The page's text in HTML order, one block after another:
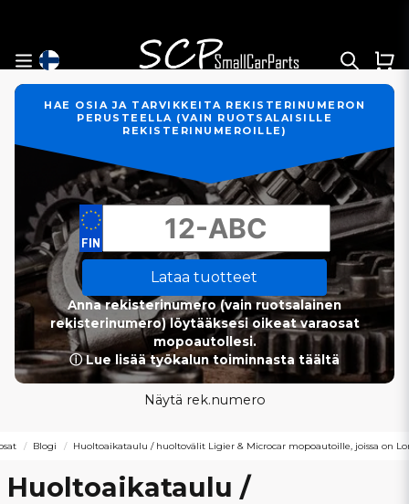
HAE OSIA JA TARVIKKEITA REKISTERINUMERON
PERUSTEELLA (VAIN RUOTSALAISILLE
REKISTERINUMEROILLE)
Lataa tuotteet
Anna rekisterinumero (vain ruotsalainen
rekisterinumero) löytääksesi oikeat varaosat
mopoautollesi.
ⓘ Lue lisää työkalun toiminnasta täältä
Näytä rek.numero
Blogi Huoltoaikataulu / huoltovälit Ligier & Microcar mopoautoille, joissa on
Huoltoaikataulu /